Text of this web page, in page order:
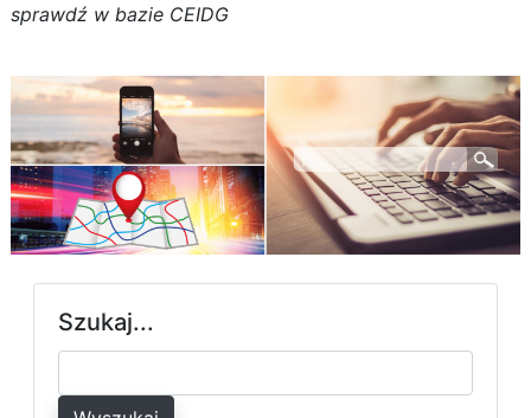
sprawdź w bazie CEIDG
Szukaj...